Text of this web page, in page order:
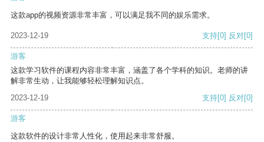
这款app的视频资源非常丰富，可以满足我不同的娱乐需求。
2023-12-19 支持[0] 反对[0]
游客
这款学习软件的课程内容非常丰富，涵盖了各个学科的知识。老师的讲
解非常生动，让我能够轻松理解知识点。
2023-12-19
支持[0] 反对[0]
游客
这款软件的设计非常人性化，使用起来非常舒服。